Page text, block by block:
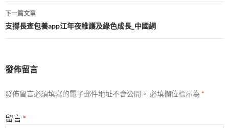
導
覽
下一篇文章
支撐長查包養app江年夜維護及綠色成長_中國網
發佈留言
發佈留言必須填寫的電子郵件地址不會公開。 必填欄位標示為 *
留言 *